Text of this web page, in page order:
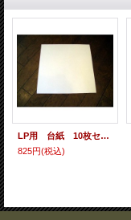
LP用 台紙 10枚セット
825円(税込)